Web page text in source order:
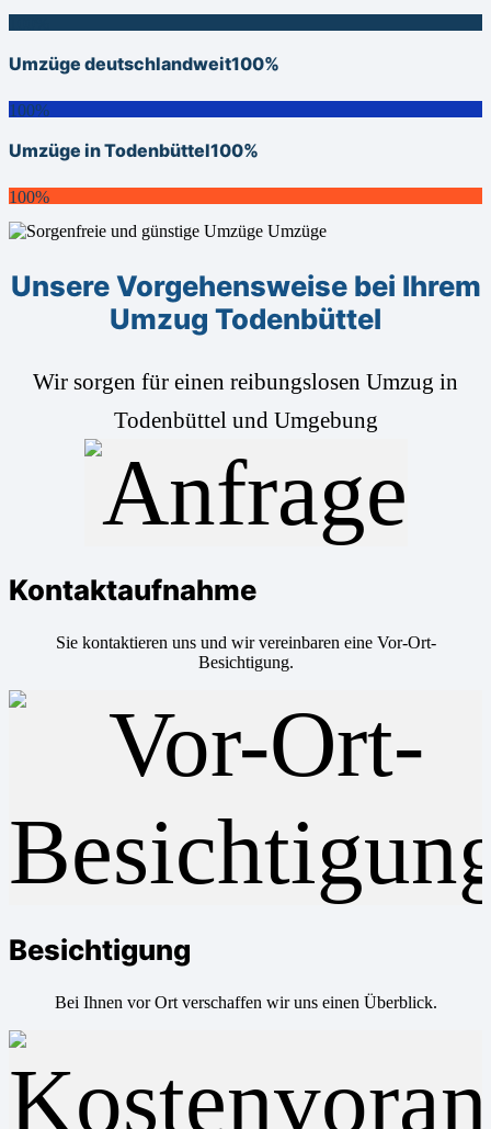
Umzüge deutschlandweit100%
100%
Umzüge in Todenbüttel100%
100%
Unsere Vorgehensweise bei Ihrem
Umzug Todenbüttel
Wir sorgen für einen reibungslosen Umzug in
Todenbüttel und Umgebung
Kontaktaufnahme
Sie kontaktieren uns und wir vereinbaren eine Vor-Ort-
Besichtigung.
Besichtigung
Bei Ihnen vor Ort verschaffen wir uns einen Überblick.